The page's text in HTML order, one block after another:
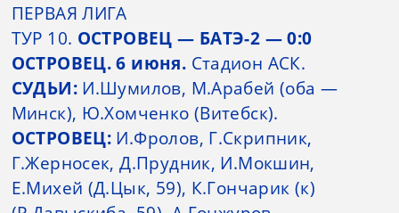
ПЕРВАЯ ЛИГА
ТУР 10. ОСТРОВЕЦ — БАТЭ-2 — 0:0
ОСТРОВЕЦ. 6 июня. Стадион АСК.
СУДЬИ: И.Шумилов, М.Арабей (оба —
Минск), Ю.Хомченко (Витебск).
ОСТРОВЕЦ: И.Фролов, Г.Скрипник,
Г.Жерносек, Д.Прудник, И.Мокшин,
Е.Михей (Д.Цык, 59), К.Гончарик (к)